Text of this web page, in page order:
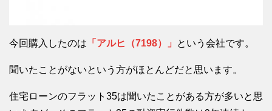
今回購入したのは 「アルヒ（7198）」 という会社です。
聞いたことがないという方がほとんどだと思います。
住宅ローンのフラット35は聞いたことがある方が多いと思